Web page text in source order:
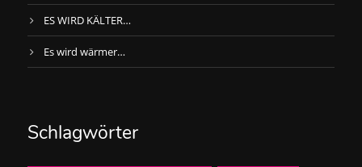
ES WIRD KÄLTER…
Es wird wärmer…
Schlagwörter